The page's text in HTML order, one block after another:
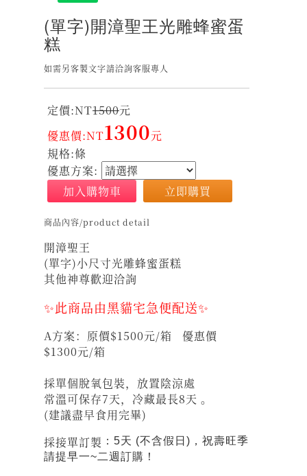
(單字)開漳聖王光雕蜂蜜蛋
糕
如需另客製文字請洽詢客服專人
定價:NT1500元
優惠價:NT1300元
規格:條
優惠方案:
加入購物車
立即購買
商品內容/product detail
開漳聖王
(單字)小尺寸光雕蜂蜜蛋糕
其他神尊歡迎洽詢
✨此商品由黑貓宅急便配送✨
A方案：原價$1500元/箱 優惠價
$1300元/箱
採單個脫氧包裝，放置陰涼處
常溫可保存7天，冷藏最長8天 。
(建議盡早食用完畢)
採接單訂製 ：5天 (不含假日)，祝壽旺季
請提早一~二週訂購！